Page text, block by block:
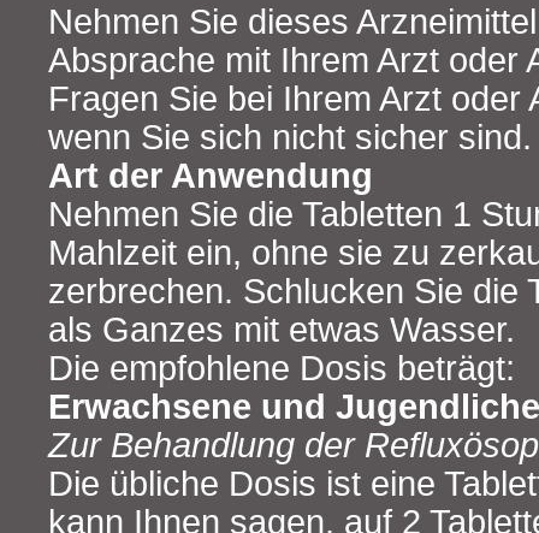
Nehmen Sie dieses
Absprache mit Ihrem Arzt oder
Fragen Sie bei Ihrem Arzt oder
wenn Sie sich nicht sicher sind.
Art der Anwendung
Nehmen Sie die Tabletten 1
Mahlzeit ein, ohne sie zu
zerbrechen. Schlucken Sie die
als Ganzes mit etwas Wasser.
Die empfohlene Dosis beträgt:
Erwachsene und
Zur Behandlung der
Die übliche Dosis ist eine
kann Ihnen sagen, auf 2